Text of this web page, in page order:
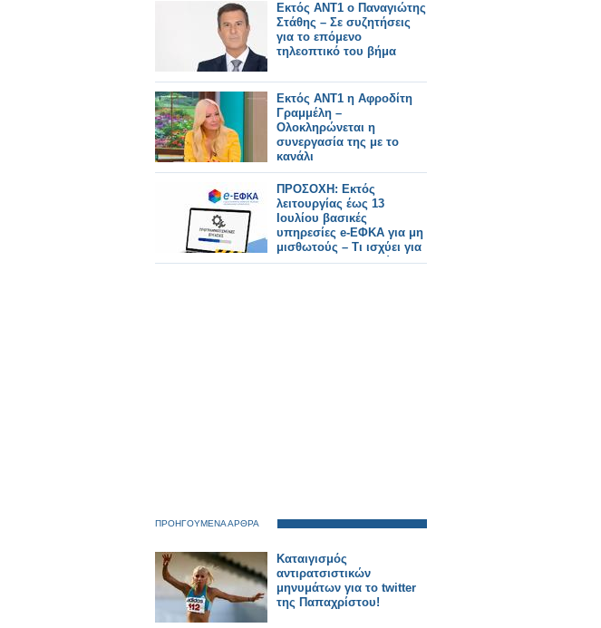
Εκτός ΑΝΤ1 ο Παναγιώτης
Στάθης – Σε συζητήσεις
για το επόμενο
τηλεοπτικό του βήμα
Εκτός ΑΝΤ1 η Αφροδίτη
Γραμμέλη –
Ολοκληρώνεται η
συνεργασία της με το
κανάλι
ΠΡΟΣΟΧΗ: Εκτός
λειτουργίας έως 13
Ιουλίου βασικές
υπηρεσίες e-ΕΦΚΑ για μη
μισθωτούς – Τι ισχύει για
τους φαρμακοποιούς
ΠΡΟΗΓΟΥΜΕΝΑ ΑΡΘΡΑ
Καταιγισμός
αντιρατσιστικών
μηνυμάτων για το twitter
της Παπαχρίστου!